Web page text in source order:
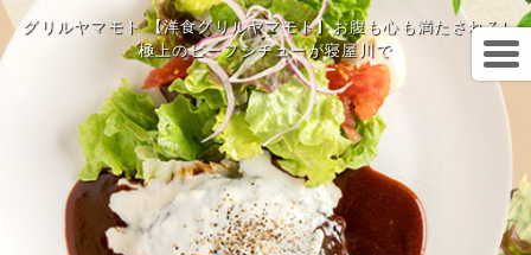
グリルヤマモト 【洋食グリルヤマモト】お腹も心も満たされる!
極上のビーフシチューが寝屋川で